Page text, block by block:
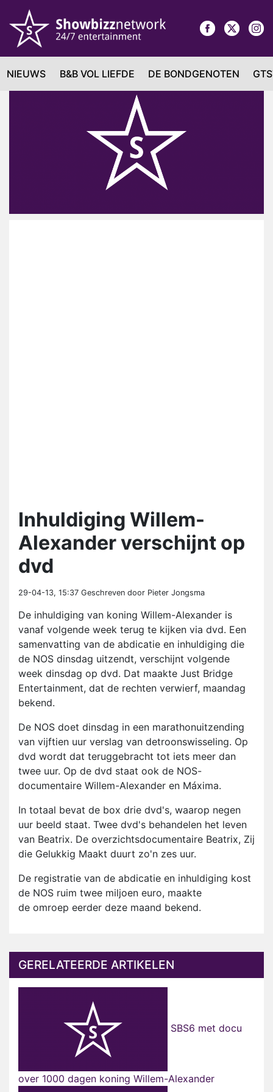
NIEUWS B&B VOL LIEFDE DE BONDGENOTEN
Inhuldiging Willem-
Alexander verschijnt op
dvd
29-04-13, 15:37 Geschreven door Pieter Jongsma
De inhuldiging van koning Willem-Alexander is
vanaf volgende week terug te kijken via dvd. Een
samenvatting van de abdicatie en inhuldiging die
de NOS dinsdag uitzendt, verschijnt volgende
week dinsdag op dvd. Dat maakte Just Bridge
Entertainment, dat de rechten verwierf, maandag
bekend.
De NOS doet dinsdag in een marathonuitzending
van vijftien uur verslag van detroonswisseling. Op
dvd wordt dat teruggebracht tot iets meer dan
twee uur. Op de dvd staat ook de NOS-
documentaire Willem-Alexander en Máxima.
In totaal bevat de box drie dvd's, waarop negen
uur beeld staat. Twee dvd's behandelen het leven
van Beatrix. De overzichtsdocumentaire Beatrix, Zij
die Gelukkig Maakt duurt zo'n zes uur.
De registratie van de abdicatie en inhuldiging kost
de NOS ruim twee miljoen euro, maakte
de omroep eerder deze maand bekend.
GERELATEERDE ARTIKELEN
SBS6 met docu
over 1000 dagen koning Willem-Alexander